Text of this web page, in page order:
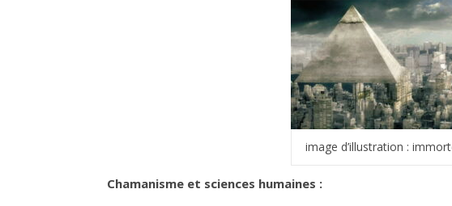
image d’illustration :
Chamanisme et sciences humaines :